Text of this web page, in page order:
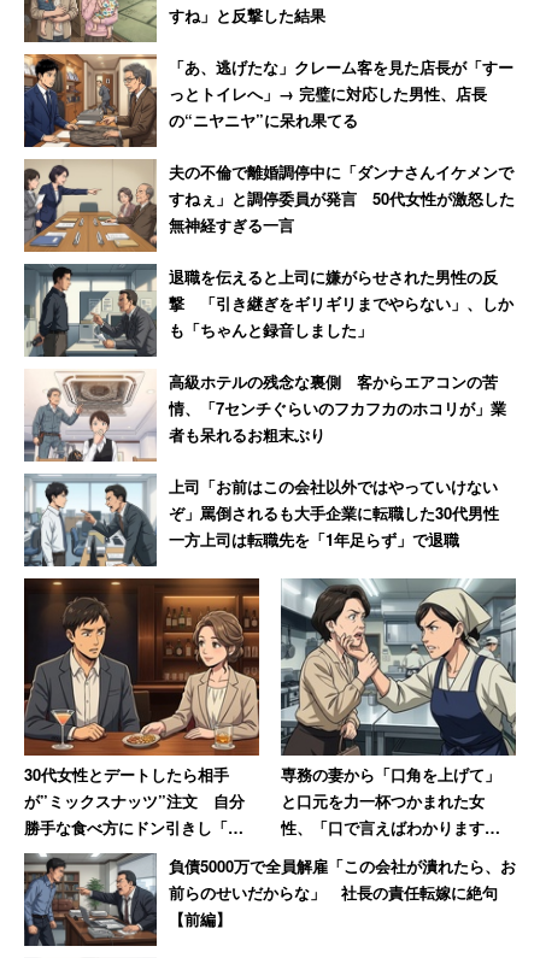
すね」と反撃した結果
「あ、逃げたな」クレーム客を見た店長が「すー
っとトイレへ」→ 完璧に対応した男性、店長
の“ニヤニヤ”に呆れ果てる
夫の不倫で離婚調停中に「ダンナさんイケメンで
すねぇ」と調停委員が発言 50代女性が激怒した
無神経すぎる一言
退職を伝えると上司に嫌がらせされた男性の反
撃 「引き継ぎをギリギリまでやらない」、しか
も「ちゃんと録音しました」
高級ホテルの残念な裏側 客からエアコンの苦
情、「7センチぐらいのフカフカのホコリが」業
者も呆れるお粗末ぶり
上司「お前はこの会社以外ではやっていけない
ぞ」罵倒されるも大手企業に転職した30代男性
一方上司は転職先を「1年足らず」で退職
30代女性とデートしたら相手
が”ミックスナッツ”注文 自分
勝手な食べ方にドン引きし「子
供じゃないんだから」と注意し
た男性
専務の妻から「口角を上げて」
と口元を力一杯つかまれた女
性、「口で言えばわかります
よ！」と顎をつかみ返し反撃 →
即行退職
負債5000万で全員解雇「この会社が潰れたら、お
前らのせいだからな」 社長の責任転嫁に絶句
【前編】